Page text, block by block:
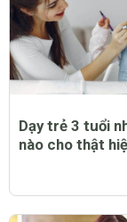
CHỦ ĐỀ NỔI